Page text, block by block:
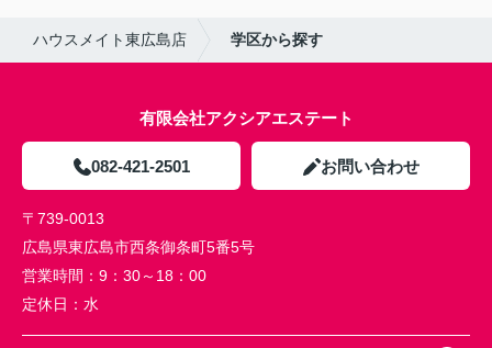
ハウスメイト東広島店 学区から探す
有限会社アクシアエステート
082-421-2501 お問い合わせ
〒739-0013
広島県東広島市西条御条町5番5号
営業時間： 9：30～18：00
定休日： 水